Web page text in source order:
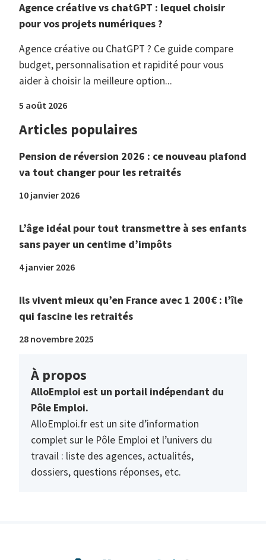
Agence créative vs chatGPT : lequel choisir
pour vos projets numériques ?
Agence créative ou ChatGPT ? Ce guide compare
budget, personnalisation et rapidité pour vous
aider à choisir la meilleure option...
5 août 2026
Articles populaires
Pension de réversion 2026 : ce nouveau plafond
va tout changer pour les retraités
10 janvier 2026
L’âge idéal pour tout transmettre à ses enfants
sans payer un centime d’impôts
4 janvier 2026
Ils vivent mieux qu’en France avec 1 200€ : l’île
qui fascine les retraités
28 novembre 2025
À propos
AlloEmploi est un portail indépendant du
Pôle Emploi.
AlloEmploi.fr est un site d’information
complet sur le Pôle Emploi et l’univers du
travail : liste des agences, actualités,
dossiers, questions réponses, etc.